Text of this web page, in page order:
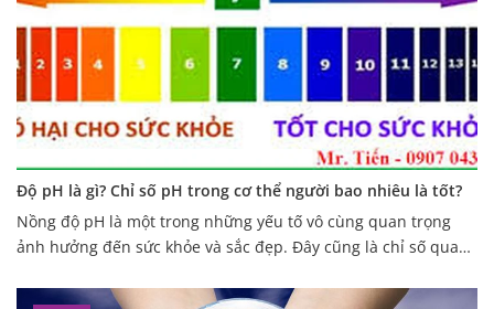
Độ pH là gì? Chỉ số pH trong cơ thể người bao nhiêu là tốt?
Nồng độ pH là một trong những yếu tố vô cùng quan trọng
ảnh hưởng đến sức khỏe và sắc đẹp. Đây cũng là chỉ số quan
hơn PH là gì? để đảm bảo sức khỏe thì chỉ số pH trong cơ thể